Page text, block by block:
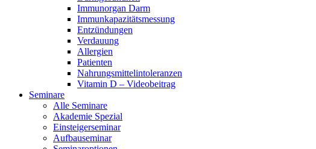
Immunorgan Darm
Immunkapazitätsmessung
Entzündungen
Verdauung
Allergien
Patienten
Nahrungsmittelintoleranzen
Vitamin D – Videobeitrag
Seminare
Alle Seminare
Akademie Spezial
Einsteigerseminar
Aufbauseminar